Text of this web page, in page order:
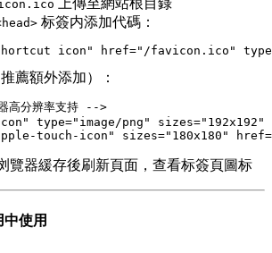
上傳至網站根目錄
标簽内添加代碼：
推薦額外添加）：
高分辨率支持 -->
type="image/png" sizes="192x192"
覽器緩存後刷新頁面，查看标簽頁圖标
中使用